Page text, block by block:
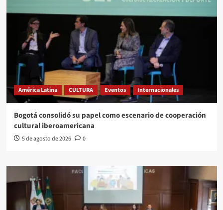
América Latina CULTURA Eventos Internacionales
Bogotá consolidó su papel como escenario de cooperación
cultural iberoamericana
5 de agosto de 2026 0